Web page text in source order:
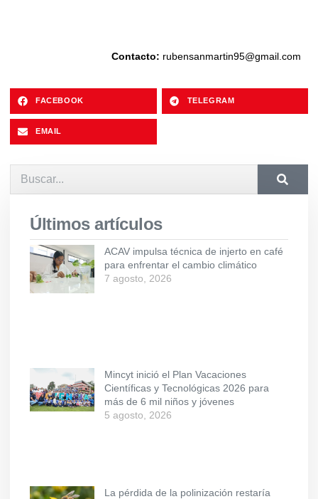
Contacto: rubensanmartin95@gmail.com
FACEBOOK TELEGRAM
EMAIL
Últimos artículos
ACAV impulsa técnica de injerto en café
para enfrentar el cambio climático
7 agosto, 2026
Mincyt inició el Plan Vacaciones
Científicas y Tecnológicas 2026 para
más de 6 mil niños y jóvenes
5 agosto, 2026
La pérdida de la polinización restaría